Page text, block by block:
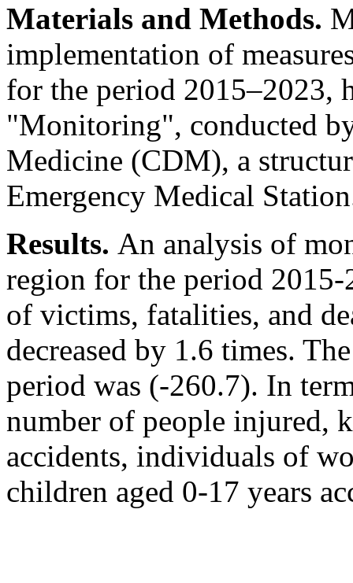
Materials and Methods.
implementation of
for the period 2015–2023,
"Monitoring", conducted
Medicine (CDM), a
Emergency Medical
Results. An analysis of
region for the period 2015-
of victims, fatalities, and
decreased by 1.6 times.
period was (-260.7). In
number of people injured,
accidents, individuals of
children aged 0-17 years